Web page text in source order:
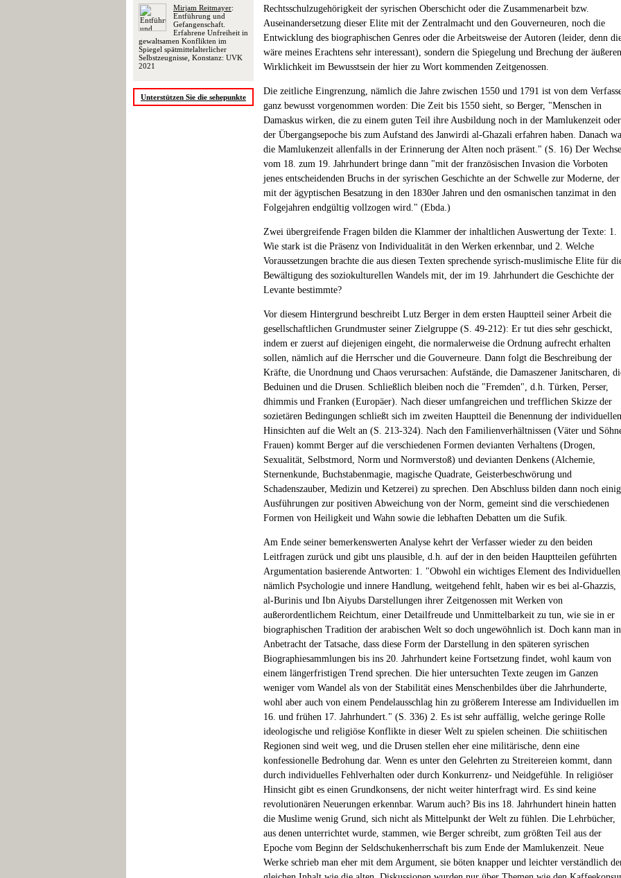
Mirjam Reitmayer:
Entführung und
Gefangenschaft.
Erfahrene Unfreiheit in
gewaltsamen Konflikten im
Spiegel spätmittelalterlicher
Selbstzeugnisse, Konstanz: UVK
2021
Unterstützen Sie die sehepunkte
Rechtsschulzugehörigkeit der syrischen Oberschicht oder die Zusammenarbeit bzw.
Auseinandersetzung dieser Elite mit der Zentralmacht und den Gouverneuren, noch die
Entwicklung des biographischen Genres oder die Arbeitsweise der Autoren (leider, denn
wäre meines Erachtens sehr interessant), sondern die Spiegelung und Brechung der äußeren
Wirklichkeit im Bewusstsein der hier zu Wort kommenden Zeitgenossen.
Die zeitliche Eingrenzung, nämlich die Jahre zwischen 1550 und 1791 ist von dem
ganz bewusst vorgenommen worden: Die Zeit bis 1550 sieht, so Berger, "Menschen in
Damaskus wirken, die zu einem guten Teil ihre Ausbildung noch in der Mamlukenzeit oder
der Übergangsepoche bis zum Aufstand des Janwirdi al-Ghazali erfahren haben. Danach
die Mamlukenzeit allenfalls in der Erinnerung der Alten noch präsent." (S. 16) Der
vom 18. zum 19. Jahrhundert bringe dann "mit der französischen Invasion die Vorboten
jenes entscheidenden Bruchs in der syrischen Geschichte an der Schwelle zur Moderne, der
mit der ägyptischen Besatzung in den 1830er Jahren und den osmanischen tanzimat in den
Folgejahren endgültig vollzogen wird." (Ebda.)
Zwei übergreifende Fragen bilden die Klammer der inhaltlichen Auswertung der Texte: 1.
Wie stark ist die Präsenz von Individualität in den Werken erkennbar, und 2. Welche
Voraussetzungen brachte die aus diesen Texten sprechende syrisch-muslimische Elite für
Bewältigung des soziokulturellen Wandels mit, der im 19. Jahrhundert die Geschichte der
Levante bestimmte?
Vor diesem Hintergrund beschreibt Lutz Berger in dem ersten Hauptteil seiner Arbeit die
gesellschaftlichen Grundmuster seiner Zielgruppe (S. 49-212): Er tut dies sehr geschickt,
indem er zuerst auf diejenigen eingeht, die normalerweise die Ordnung aufrecht erhalten
sollen, nämlich auf die Herrscher und die Gouverneure. Dann folgt die Beschreibung der
Kräfte, die Unordnung und Chaos verursachen: Aufstände, die Damaszener Janitscharen,
Beduinen und die Drusen. Schließlich bleiben noch die "Fremden", d.h. Türken, Perser,
dhimmis und Franken (Europäer). Nach dieser umfangreichen und trefflichen Skizze der
sozietären Bedingungen schließt sich im zweiten Hauptteil die Benennung der individuellen
Hinsichten auf die Welt an (S. 213-324). Nach den Familienverhältnissen (Väter und
Frauen) kommt Berger auf die verschiedenen Formen devianten Verhaltens (Drogen,
Sexualität, Selbstmord, Norm und Normverstoß) und devianten Denkens (Alchemie,
Sternenkunde, Buchstabenmagie, magische Quadrate, Geisterbeschwörung und
Schadenszauber, Medizin und Ketzerei) zu sprechen. Den Abschluss bilden dann noch
Ausführungen zur positiven Abweichung von der Norm, gemeint sind die verschiedenen
Formen von Heiligkeit und Wahn sowie die lebhaften Debatten um die Sufik.
Am Ende seiner bemerkenswerten Analyse kehrt der Verfasser wieder zu den beiden
Leitfragen zurück und gibt uns plausible, d.h. auf der in den beiden Hauptteilen geführten
Argumentation basierende Antworten: 1. "Obwohl ein wichtiges Element des
nämlich Psychologie und innere Handlung, weitgehend fehlt, haben wir es bei al-Ghazzis,
al-Burinis und Ibn Aiyubs Darstellungen ihrer Zeitgenossen mit Werken von
außerordentlichem Reichtum, einer Detailfreude und Unmittelbarkeit zu tun, wie sie in er
biographischen Tradition der arabischen Welt so doch ungewöhnlich ist. Doch kann man in
Anbetracht der Tatsache, dass diese Form der Darstellung in den späteren syrischen
Biographiesammlungen bis ins 20. Jahrhundert keine Fortsetzung findet, wohl kaum von
einem längerfristigen Trend sprechen. Die hier untersuchten Texte zeugen im Ganzen
weniger vom Wandel als von der Stabilität eines Menschenbildes über die Jahrhunderte,
wohl aber auch von einem Pendelausschlag hin zu größerem Interesse am Individuellen im
16. und frühen 17. Jahrhundert." (S. 336) 2. Es ist sehr auffällig, welche geringe Rolle
ideologische und religiöse Konflikte in dieser Welt zu spielen scheinen. Die schiitischen
Regionen sind weit weg, und die Drusen stellen eher eine militärische, denn eine
konfessionelle Bedrohung dar. Wenn es unter den Gelehrten zu Streitereien kommt, dann
durch individuelles Fehlverhalten oder durch Konkurrenz- und Neidgefühle. In religiöser
Hinsicht gibt es einen Grundkonsens, der nicht weiter hinterfragt wird. Es sind keine
revolutionären Neuerungen erkennbar. Warum auch? Bis ins 18. Jahrhundert hinein hatten
die Muslime wenig Grund, sich nicht als Mittelpunkt der Welt zu fühlen. Die Lehrbücher,
aus denen unterrichtet wurde, stammen, wie Berger schreibt, zum größten Teil aus der
Epoche vom Beginn der Seldschukenherrschaft bis zum Ende der Mamlukenzeit. Neue
Werke schrieb man eher mit dem Argument, sie böten knapper und leichter verständlich